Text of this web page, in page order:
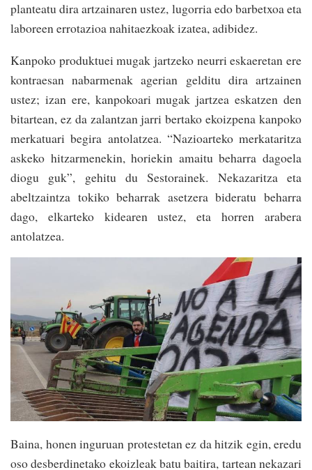
planteatu dira artzainaren ustez, lugorria edo barbetxoa eta
laboreen errotazioa nahitaezkoak izatea, adibidez.
Kanpoko produktuei mugak jartzeko neurri eskaeretan ere
kontraesan nabarmenak agerian gelditu dira artzainen
ustez; izan ere, kanpokoari mugak jartzea eskatzen den
bitartean, ez da zalantzan jarri bertako ekoizpena kanpoko
merkatuari begira antolatzea. “Nazioarteko merkataritza
askeko hitzarmenekin, horiekin amaitu beharra dagoela
diogu guk”, gehitu du Sestorainek. Nekazaritza eta
abeltzaintza tokiko beharrak asetzera bideratu beharra
dago, elkarteko kidearen ustez, eta horren arabera
antolatzea.
Baina, honen inguruan protestetan ez da hitzik egin, eredu
oso desberdinetako ekoizleak batu baitira, tartean nekazari